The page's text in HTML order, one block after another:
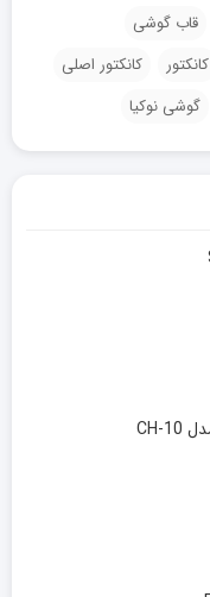
قاب گوشی
کانکتور
کانکتور اصلی
گوشی نوکیا